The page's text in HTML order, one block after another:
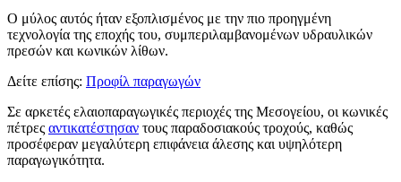
Ο μύλος αυτός ήταν εξοπλισμένος με την πιο προηγμένη
τεχνολογία της εποχής του, συμπεριλαμβανομένων υδραυλικών
πρεσών και κωνικών λίθων.
Δείτε επίσης: Προφίλ παραγωγών
Σε αρκετές ελαιοπαραγωγικές περιοχές της Μεσογείου, οι κωνικές
πέτρες αντικατέστησαν τους παραδοσιακούς τροχούς, καθώς
προσέφεραν μεγαλύτερη επιφάνεια άλεσης και υψηλότερη
παραγωγικότητα.